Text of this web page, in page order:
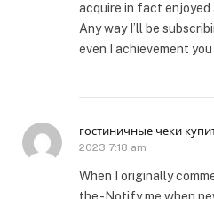
acquire in fact
Any way I’ll be
even I achievement
гостиничные чеки
2023 7:18 am
When I originally